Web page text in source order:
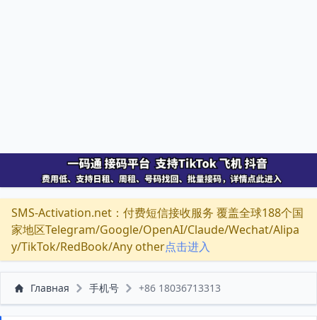
SMS-Activation.net：付费短信接收服务 覆盖全球188个国
家地区Telegram/Google/OpenAI/Claude/Wechat/Alipa
y/TikTok/RedBook/Any other点击进入
Главная 手机号 +86 18036713313